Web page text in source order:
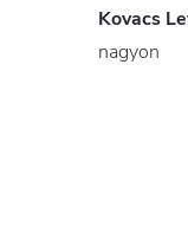
Kovacs
nagyon